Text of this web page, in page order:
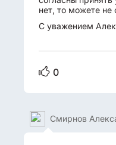
нет, то можете не
С уважением
0
Смирнов